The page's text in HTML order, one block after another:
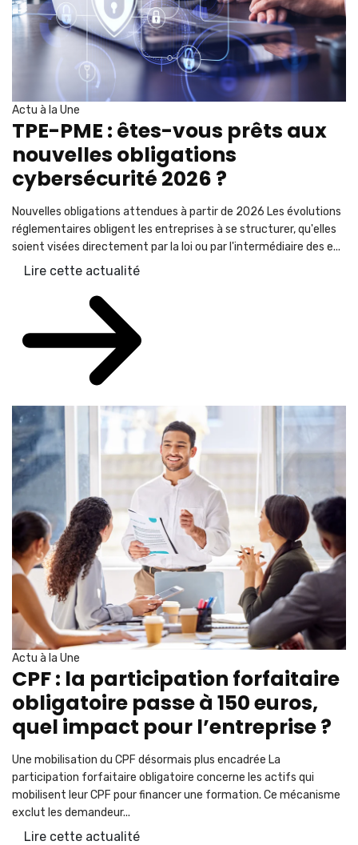
Actu à la Une
TPE-PME : êtes-vous prêts aux
nouvelles obligations
cybersécurité 2026 ?
Nouvelles obligations attendues à partir de 2026 Les évolutions
réglementaires obligent les entreprises à se structurer, qu'elles
soient visées directement par la loi ou par l'intermédiaire des e...
Lire cette actualité
Actu à la Une
CPF : la participation forfaitaire
obligatoire passe à 150 euros,
quel impact pour l’entreprise ?
Une mobilisation du CPF désormais plus encadrée La
participation forfaitaire obligatoire concerne les actifs qui
mobilisent leur CPF pour financer une formation. Ce mécanisme
exclut les demandeur...
Lire cette actualité